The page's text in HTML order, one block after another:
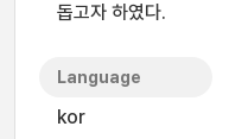
돕고자 하였다.
Language
kor